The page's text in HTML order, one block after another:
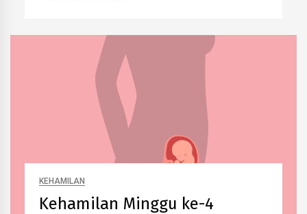
KEHAMILAN
Kehamilan Minggu ke-4